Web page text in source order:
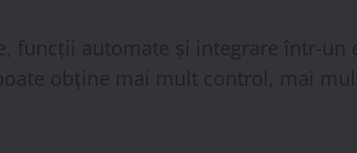
automate și integrare într-un
obține mai mult control, mai